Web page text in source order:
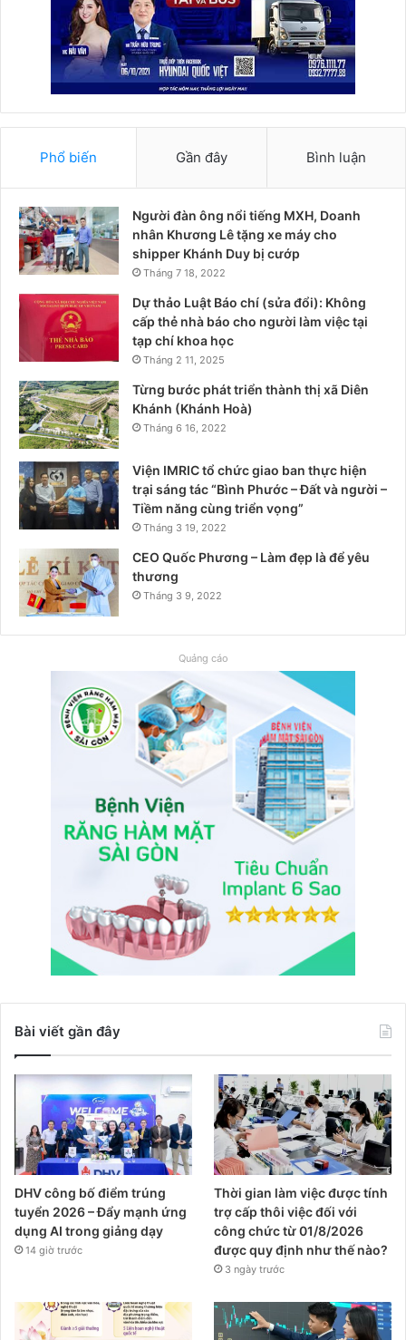
Phổ biến Gần đây Bình luận
Người đàn ông nổi tiếng MXH, Doanh
nhân Khương Lê tặng xe máy cho
shipper Khánh Duy bị cướp
Tháng 7 18, 2022
Dự thảo Luật Báo chí (sửa đổi): Không
cấp thẻ nhà báo cho người làm việc tại
tạp chí khoa học
Tháng 2 11, 2025
Từng bước phát triển thành thị xã Diên
Khánh (Khánh Hoà)
Tháng 6 16, 2022
Viện IMRIC tổ chức giao ban thực hiện
trại sáng tác “Bình Phước – Đất và người –
Tiềm năng cùng triển vọng”
Tháng 3 19, 2022
CEO Quốc Phương – Làm đẹp là để yêu
thương
Tháng 3 9, 2022
Quảng cáo
Bài viết gần đây
DHV công bố điểm trúng
tuyển 2026 – Đẩy mạnh ứng
dụng AI trong giảng dạy
14 giờ trước
Thời gian làm việc được tính
trợ cấp thôi việc đối với
công chức từ 01/8/2026
được quy định như thế nào?
3 ngày trước